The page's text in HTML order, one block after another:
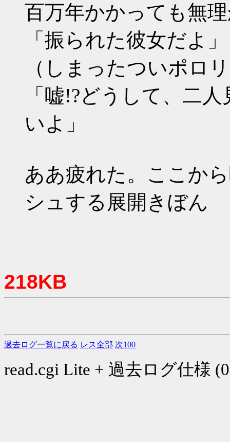
百万年かかっても無
「振られた彼女だよ」
（しまったついポロ
「嘘!?どうして、二
いよ」
ああ疲れた。ここか
シュする展開きぼん
218KB
過去ログ一覧に戻る レス全部 次100
read.cgi Lite + 過去ログ仕様